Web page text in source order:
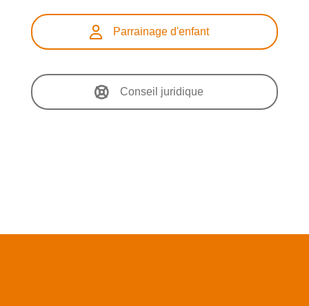
Parrainage d'enfant
Conseil juridique